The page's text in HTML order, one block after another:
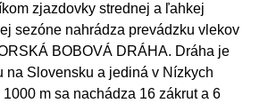
zjazdovky strednej a ľahkej
sezóne nahrádza prevádzku vlekov
BOBOVÁ DRÁHA. Dráha je
na Slovensku a jediná v Nízkych
m sa nachádza 16 zákrut a 6